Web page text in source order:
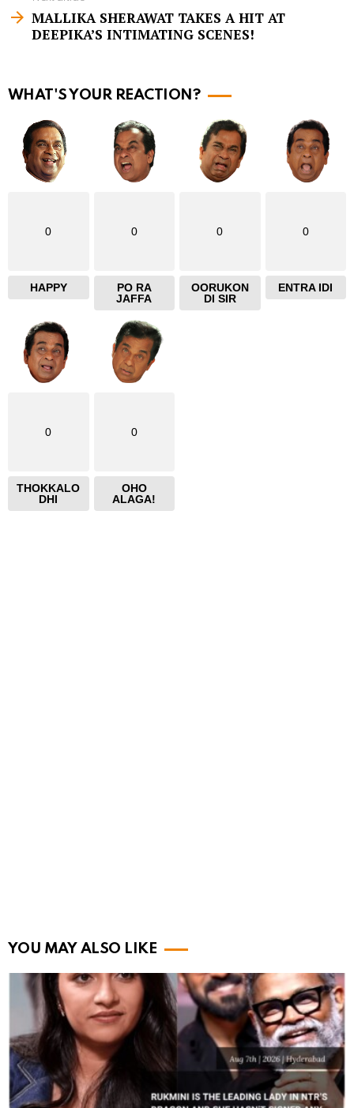
m
e
MALLIKA SHERAWAT TAKES A HIT AT
DEEPIKA’S INTIMATING SCENES!
WHAT'S YOUR REACTION?
0
HAPPY
0
PO RA
JAFFA
0
OORUKON
DI SIR
0
ENTRA IDI
0
THOKKALO
DHI
0
OHO
ALAGA!
YOU MAY ALSO LIKE